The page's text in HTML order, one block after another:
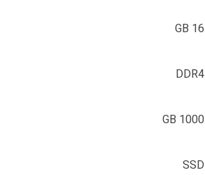
16 GB
DDR4
1000 GB
SSD